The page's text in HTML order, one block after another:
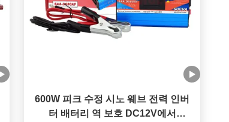
600W 피크 수정 시노 웨브 전력 인버
터 배터리 역 보호 DC12V에서